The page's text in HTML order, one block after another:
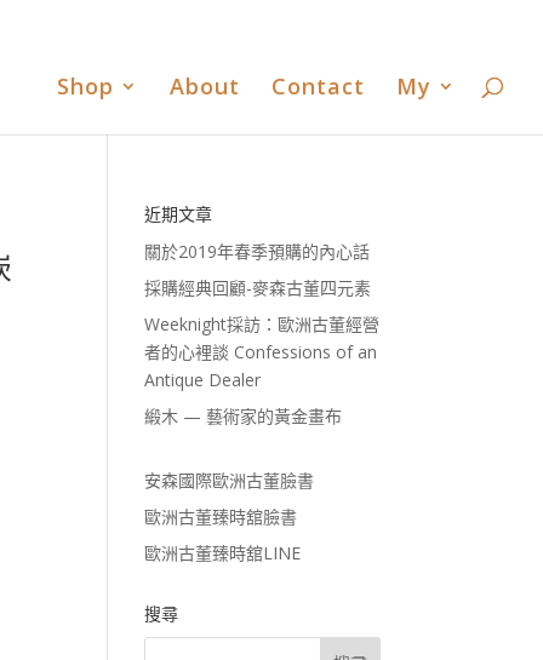
Shop About Contact My
近期文章
關於2019年春季預購的內心話
採購經典回顧-麥森古董四元素
Weeknight採訪：歐洲古董經營
者的心裡談 Confessions of an
Antique Dealer
緞木 — 藝術家的黃金畫布
安森國際歐洲古董臉書
歐洲古董臻時舘臉書
歐洲古董臻時舘LINE
搜尋